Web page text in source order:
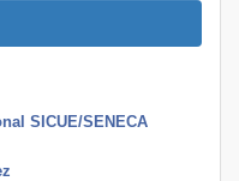
SICUE/SENECA